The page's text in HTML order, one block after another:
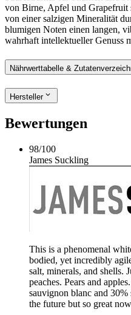
von Birne, Apfel und
von einer salzigen Mineralität
blumigen Noten einen langen,
wahrhaft intellektueller Genuss
Nährwerttabelle &
Hersteller
Bewertungen
98/100
James Suckling
This is a phenomenal
bodied, yet incredibly
salt, minerals, and shells.
peaches. Pears and
sauvignon blanc and
the future but so great